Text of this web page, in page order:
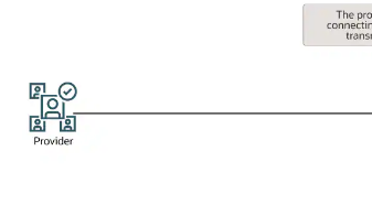
achemine
message